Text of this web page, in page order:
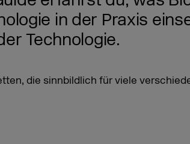
in der Praxis
Technologie.